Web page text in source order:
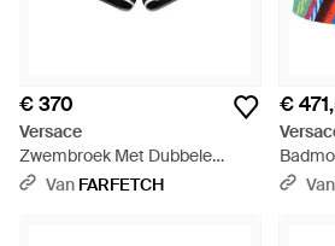
€ 370
Versace
Zwembroek Met Dubbele
Tailleband - Blauw
Van FARFETCH
€
Van